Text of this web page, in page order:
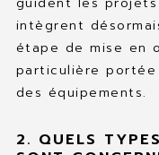
intègrent
étape de mise en
particulière
des équipements.
2. QUELS